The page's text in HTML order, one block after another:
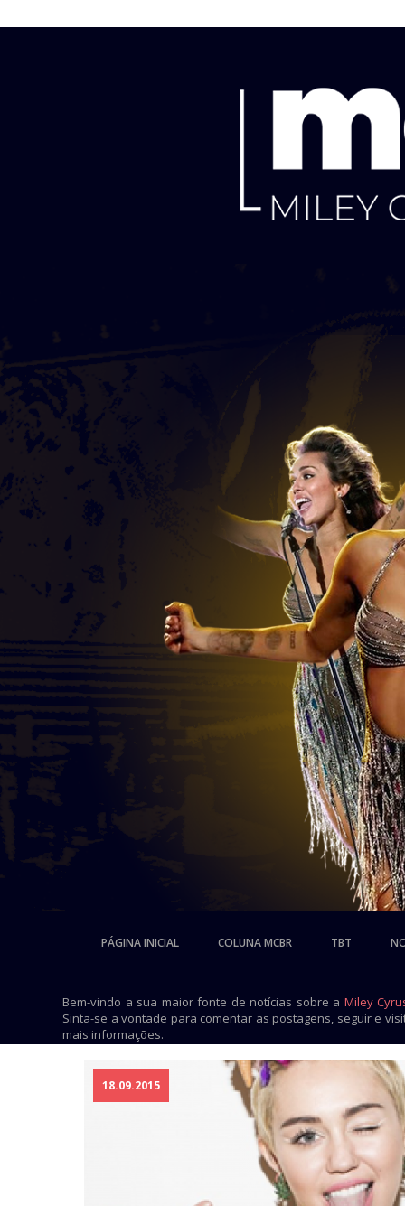
PÁGINA INICIAL COLUNA MCBR TBT
Bem-vindo a sua maior fonte de notícias sobre a Miley
Sinta-se a vontade para comentar as postagens, seguir e
mais informações.
18.09.2015